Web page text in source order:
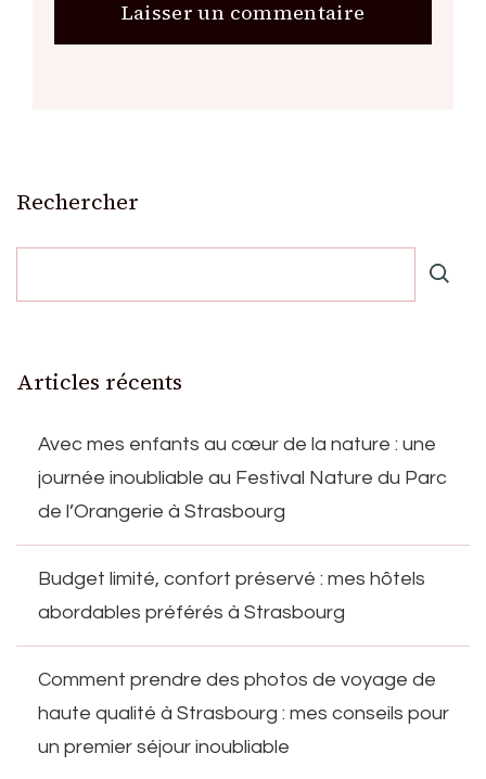
Rechercher
Articles récents
Avec mes enfants au cœur de la nature : une
journée inoubliable au Festival Nature du Parc
de l’Orangerie à Strasbourg
Budget limité, confort préservé : mes hôtels
abordables préférés à Strasbourg
Comment prendre des photos de voyage de
haute qualité à Strasbourg : mes conseils pour
un premier séjour inoubliable